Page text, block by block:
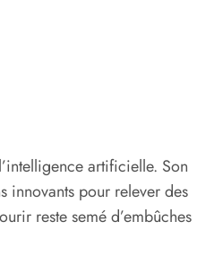
artificielle. Son
innovants pour relever des
reste semé d’embûches